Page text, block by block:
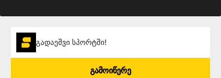
გადაეშვი სპორტში!
გამოიწერე